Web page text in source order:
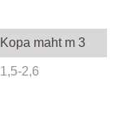
Kopa maht m 3
1,5-2,6